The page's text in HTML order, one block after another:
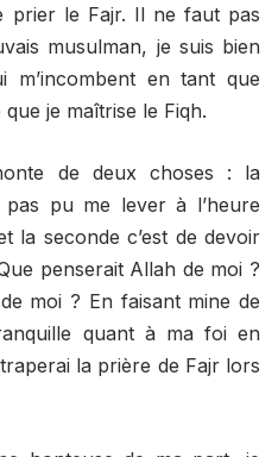
prier le Fajr. Il ne faut pas
musulman, je suis bien
m’incombent en tant que
je maîtrise le Fiqh.
de deux choses : la
pas pu me lever à l’heure
la seconde c’est de devoir
penserait Allah de moi ?
moi ? En faisant mine de
quant à ma foi en
la prière de Fajr lors